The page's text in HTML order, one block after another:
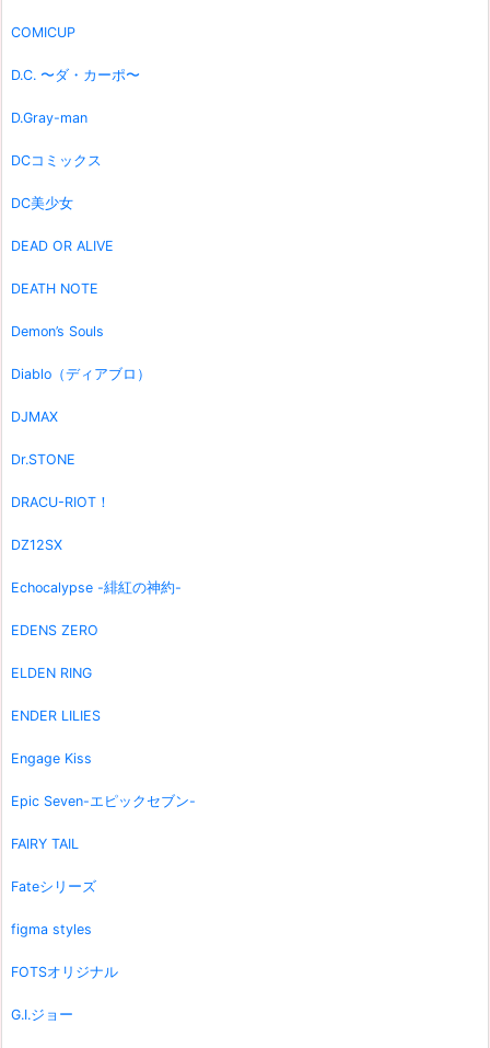
COMICUP
D.C. 〜ダ・カーポ〜
D.Gray-man
DCコミックス
DC美少女
DEAD OR ALIVE
DEATH NOTE
Demon’s Souls
Diablo（ディアブロ）
DJMAX
Dr.STONE
DRACU-RIOT！
DZ12SX
Echocalypse -緋紅の神約-
EDENS ZERO
ELDEN RING
ENDER LILIES
Engage Kiss
Epic Seven-エピックセブン-
FAIRY TAIL
Fateシリーズ
figma styles
FOTSオリジナル
G.I.ジョー